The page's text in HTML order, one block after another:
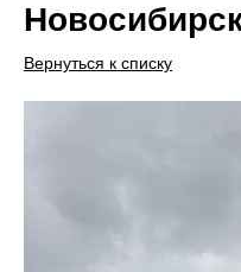
Вернуться к списку